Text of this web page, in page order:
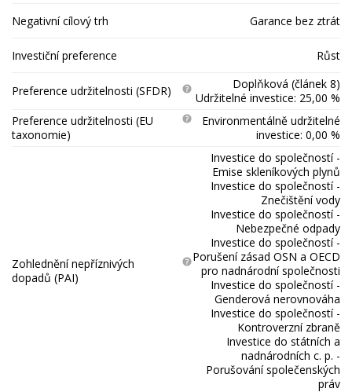
Negativní cílový trh
Garance bez ztrát
Investiční preference Růst
Preference udržitelnosti (SFDR)
Doplňková (článek 8)
Udržitelné investice: 25,00 %
Preference udržitelnosti (EU
taxonomie)
Environmentálně udržitelné
investice: 0,00 %
Zohlednění nepříznivých
dopadů (PAI)
Investice do společností -
Emise skleníkových plynů
Investice do společností -
Znečištění vody
Investice do společností -
Nebezpečné odpady
Investice do společností -
Porušení zásad OSN a OECD
pro nadnárodní společnosti
Investice do společností -
Genderová nerovnováha
Investice do společností -
Kontroverzní zbraně
Investice do státních a
nadnárodních c. p. -
Porušování společenských
práv